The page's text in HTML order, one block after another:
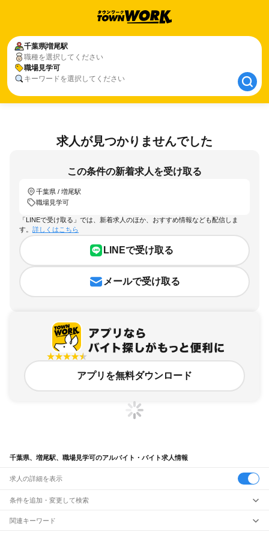
千葉県増尾駅
職種を選択してください
職場見学可
キーワードを選択してください
千葉県増尾駅
職場見学可
求人が見つかりませんでした
この条件の新着求人を受け取る
千葉県 / 増尾駅
職場見学可
「LINEで受け取る」では、新着求人のほか、おすすめ情報なども配信しま
す。 詳しくはこちら
LINEで受け取る
メールで受け取る
アプリを無料ダウンロード
千葉県、増尾駅、職場見学可のアルバイト・バイト求人情報
求人の詳細を表示
条件を追加・変更して検索
市区町村を追加・変更
関連キーワード